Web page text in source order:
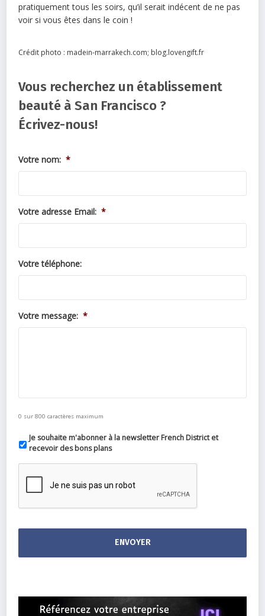
pratiquement tous les soirs, qu’il serait indécent de ne pas
voir si vous êtes dans le coin !
Crédit photo : madein-marrakech.com; blog.lovengift.fr
Vous recherchez un établissement
beauté à San Francisco ?
Écrivez-nous!
Votre nom: *
Votre adresse Email: *
Votre téléphone:
Votre message: *
0 sur 800 caractères maximum
Je souhaite m'abonner à la newsletter French District et
recevoir des bons plans